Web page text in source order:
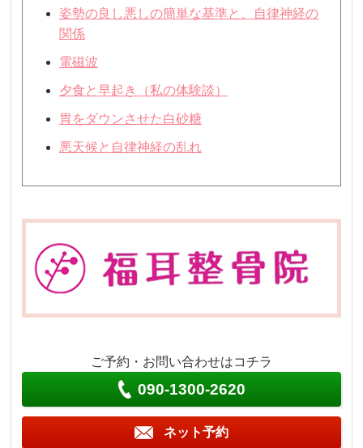
姿勢の良し悪しの簡単な基準と、自律神経の
関係
電磁波
夕食と早起き（私の体験談）
胃をダウンさせた白砂糖
悪天候と自律神経の乱れ
ご予約・お問い合わせはコチラ
090-1300-2620
ネット予約